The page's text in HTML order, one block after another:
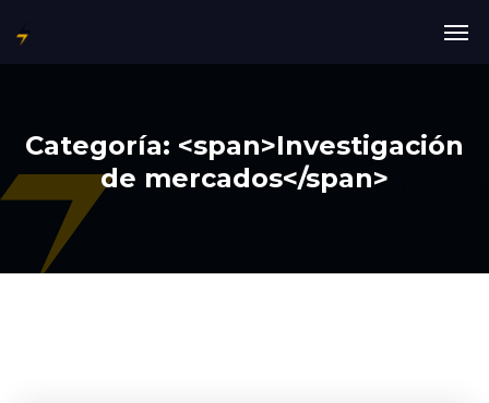
Categoría: <span>Investigación
de mercados</span>